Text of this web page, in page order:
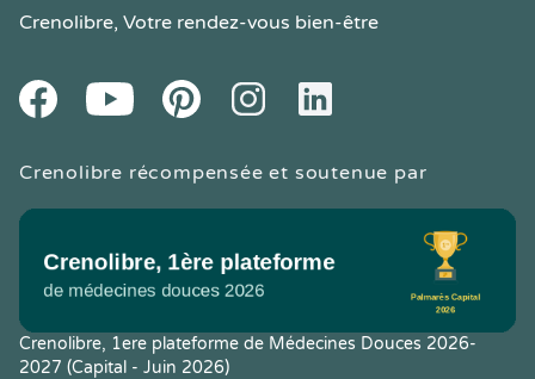
Crenolibre, Votre rendez-vous bien-être
FacebookYoutube PinteresetInstagramLinkedIn
Crenolibre récompensée et soutenue par
Crenolibre, 1ere plateforme de Médecines Douces 2026-
2027 (Capital - Juin 2026)